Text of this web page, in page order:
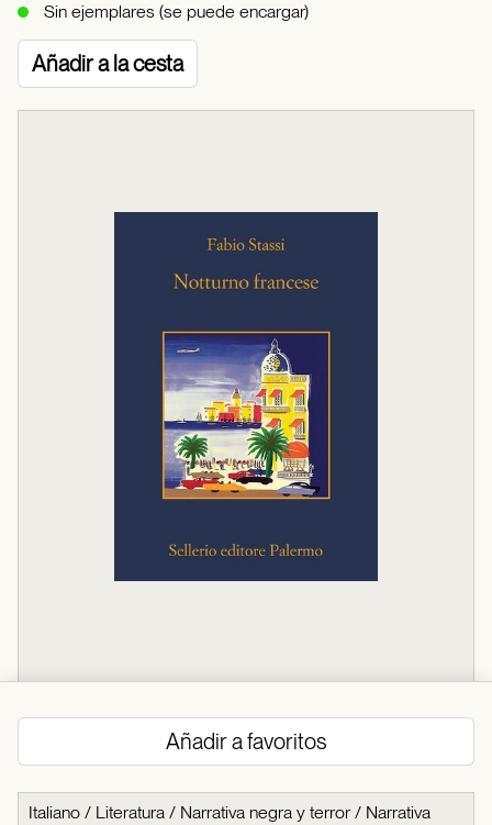
Sin ejemplares (se puede encargar)
Añadir a la cesta
Añadir a favoritos
Italiano / Literatura / Narrativa negra y terror / Narrativa